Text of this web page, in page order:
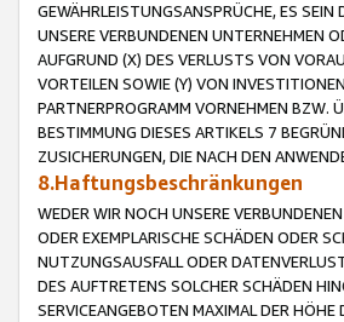
GEWÄHRLEISTUNGSANSPRÜCHE, ES SEIN
UNSERE VERBUNDENEN UNTERNEHMEN
AUFGRUND (X) DES VERLUSTS VON
VORTEILEN SOWIE (Y) VON
PARTNERPROGRAMM VORNEHMEN BZW.
BESTIMMUNG DIESES ARTIKELS 7
ZUSICHERUNGEN, DIE NACH DEN
8.Haftungsbeschränkungen
WEDER WIR NOCH UNSERE
ODER EXEMPLARISCHE SCHÄDEN ODER
NUTZUNGSAUSFALL ODER
DES AUFTRETENS SOLCHER SCHÄDEN
SERVICEANGEBOTEN MAXIMAL DER